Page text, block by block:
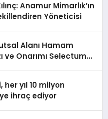
Anamur Mimarlık’ın
Yöneticisi
Alanı Hamam
ve Onarımı Selectum
yıl 10 milyon
ihraç ediyor